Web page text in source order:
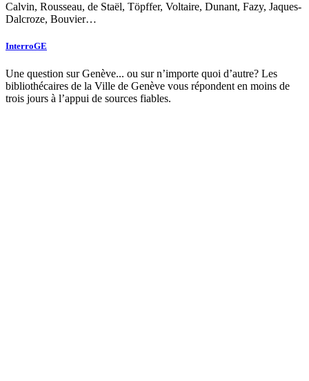
Calvin, Rousseau, de Staël, Töpffer, Voltaire, Dunant, Fazy, Jaques-
Dalcroze, Bouvier…
InterroGE
Une question sur Genève... ou sur n’importe quoi d’autre? Les
bibliothécaires de la Ville de Genève vous répondent en moins de
trois jours à l’appui de sources fiables.